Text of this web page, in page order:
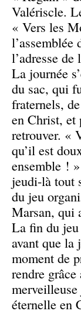
Valériscle.
« Vers les
l’adresse
La journée
du sac, qui
fraternels,
en Christ, et
retrouver. «
qu’il est
ensemble !
jeudi-là tout
du jeu
Marsan, qui
La fin du
avant que la
moment de
rendre
éternelle en